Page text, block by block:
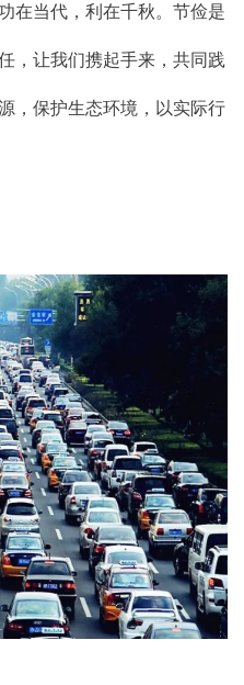
在当代，利在千秋。节俭是
，让我们携起手来，共同践
，保护生态环境，以实际行